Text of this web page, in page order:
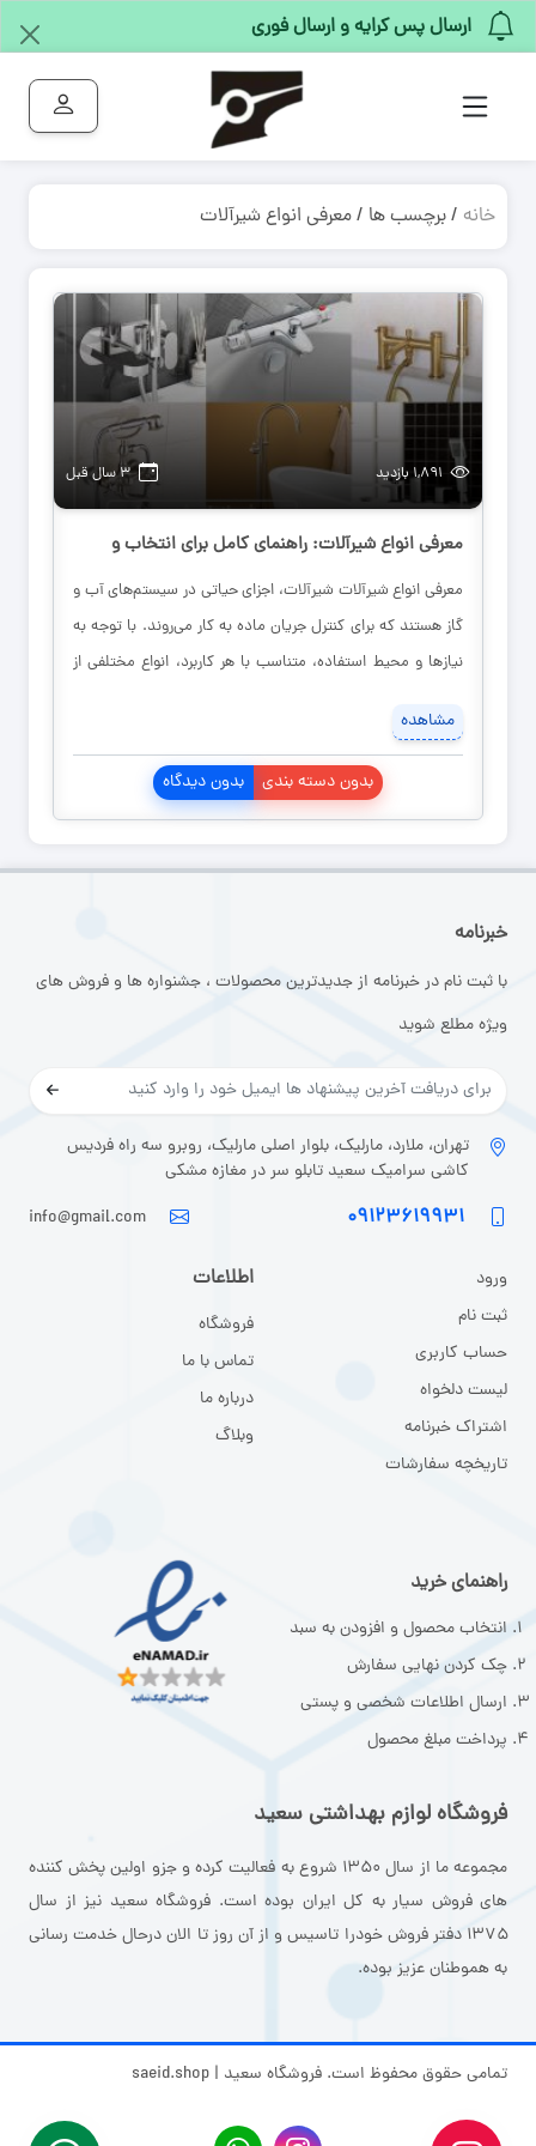
ارسال پس کرایه و ارسال فوری
خانه / برچسب ها / معرفی انواع شیرآلات
۱,۸۹۱ بازدید ۳ سال قبل
معرفی انواع شیرآلات: راهنمای کامل برای انتخاب و
استفاده از شیرآلات در سیستم‌های آب و گاز
معرفی انواع شیرآلات شیرآلات، اجزای حیاتی در سیستم‌های آب و
گاز هستند که برای کنترل جریان ماده به کار می‌روند. با توجه به
نیازها و محیط استفاده، متناسب با هر کاربرد، انواع مختلفی از
مشاهده
بدون دسته بندی بدون دیدگاه
خبرنامه
با ثبت نام در خبرنامه از جدیدترین محصولات ، جشنواره ها و فروش های
ویژه مطلع شوید
تهران، ملارد، مارلیک، بلوار اصلی مارلیک، روبرو سه راه فردیس
کاشی سرامیک سعید تابلو سر در مغازه مشکی
۰۹۱۲۳۶۱۹۹۳۱ info@gmail.com
ورود
ثبت نام
حساب کاربری
لیست دلخواه
اشتراک خبرنامه
تاریخچه سفارشات
اطلاعات
فروشگاه
تماس با ما
درباره ما
وبلاگ
راهنمای خرید
انتخاب محصول و افزودن به سبد
چک کردن نهایی سفارش
ارسال اطلاعات شخصی و پستی
پرداخت مبلغ محصول
فروشگاه لوازم بهداشتی سعید
مجموعه ما از سال ۱۳۵۰ شروع به فعالیت کرده و جزو اولین پخش کننده
های فروش سیار به کل ایران بوده است. فروشگاه سعید نیز از سال
۱۳۷۵ دفتر فروش خودرا تاسیس و از آن روز تا الان درحال خدمت رسانی
به هموطنان عزیز بوده.
تمامی حقوق محفوظ است. فروشگاه سعید | saeid.shop